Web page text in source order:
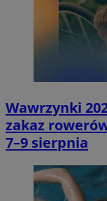
Wawrzynki
zakaz
7–9 sierpnia